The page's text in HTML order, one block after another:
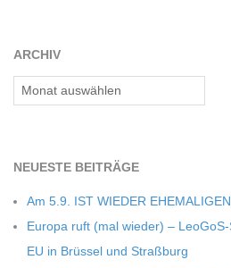
ARCHIV
Archiv
NEU­ESTE BEITRÄGE
Am 5.9. IST WIEDER
Europa ruft (mal wie­der) –
EU in Brüs­sel und Straßburg